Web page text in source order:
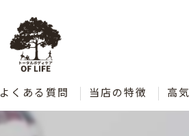
よくある質問 当店の特徴 高